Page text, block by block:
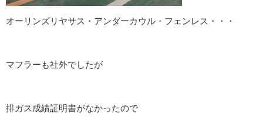
オーリンズリヤサス・アンダーカウル・フェンレス・・・
マフラーも社外でしたが
排ガス成績証明書がなかったので